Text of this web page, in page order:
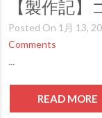
【製作記
Posted On 1月 13,
Comments
...
READ MORE